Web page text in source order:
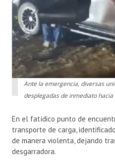
Ante la emergencia, diversas
desplegadas de inmediato
En el fatídico punto de
transporte de carga,
de manera violenta, dejando
desgarradora.